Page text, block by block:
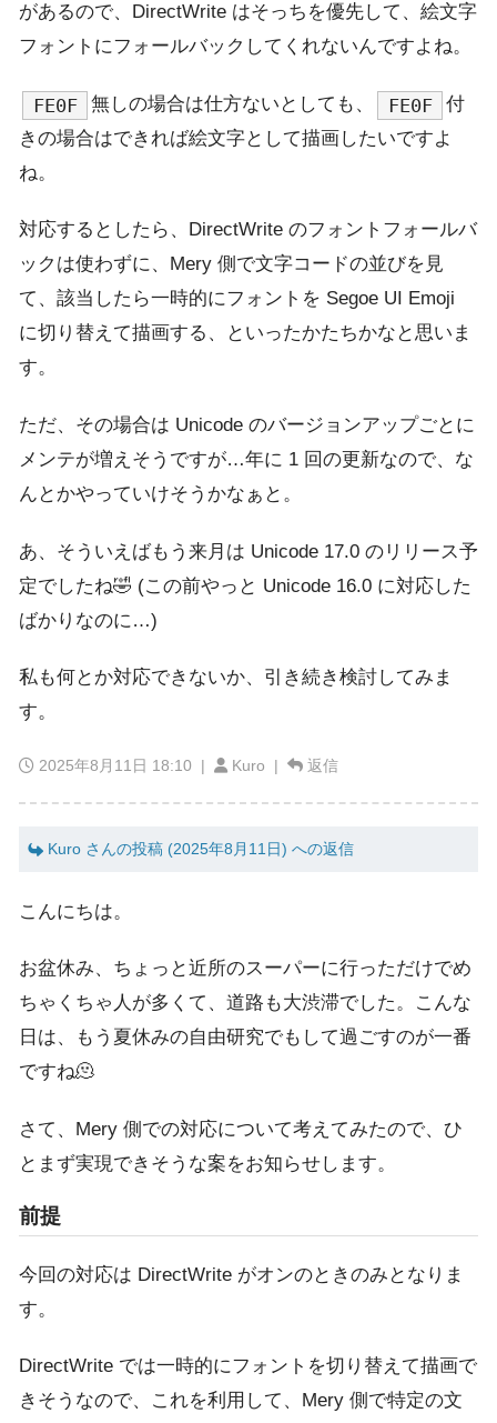
があるので、DirectWrite はそっちを優先して、絵文字
フォントにフォールバックしてくれないんですよね。
FE0F 無しの場合は仕方ないとしても、 FE0F
付
きの場合はできれば絵文字として描画したいですよ
ね。
対応するとしたら、DirectWrite のフォントフォールバ
ックは使わずに、Mery 側で文字コードの並びを見
て、該当したら一時的にフォントを Segoe UI Emoji
に切り替えて描画する、といったかたちかなと思いま
す。
ただ、その場合は Unicode のバージョンアップごとに
メンテが増えそうですが…年に 1 回の更新なので、な
んとかやっていけそうかなぁと。
あ、そういえばもう来月は Unicode 17.0 のリリース予
定でしたね🤣 (この前やっと Unicode 16.0 に対応した
ばかりなのに…)
私も何とか対応できないか、引き続き検討してみま
す。
2025年8月11日 18:10 | Kuro | 返信
Kuro さんの投稿 (2025年8月11日) への返信
こんにちは。
お盆休み、ちょっと近所のスーパーに行っただけでめ
ちゃくちゃ人が多くて、道路も大渋滞でした。こんな
日は、もう夏休みの自由研究でもして過ごすのが一番
ですね🫠
さて、Mery 側での対応について考えてみたので、ひ
とまず実現できそうな案をお知らせします。
前提
今回の対応は DirectWrite がオンのときのみとなりま
す。
DirectWrite では一時的にフォントを切り替えて描画で
きそうなので、これを利用して、Mery 側で特定の文